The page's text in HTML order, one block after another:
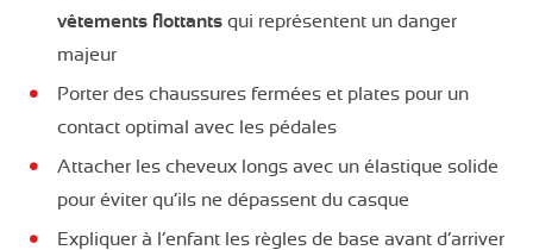
vêtements flottants qui représentent un danger
majeur
Porter des chaussures fermées et plates pour un
contact optimal avec les pédales
Attacher les cheveux longs avec un élastique solide
pour éviter qu’ils ne dépassent du casque
Expliquer à l’enfant les règles de base avant d’arriver